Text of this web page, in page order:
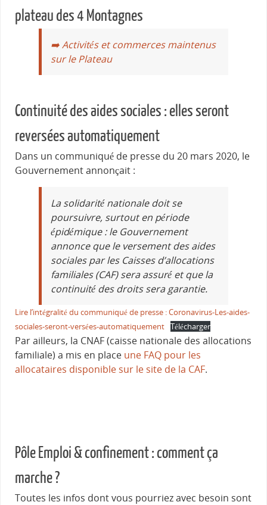
plateau des 4 Montagnes
➡️ Activités et commerces maintenus
sur le Plateau
Continuité des aides sociales : elles seront
reversées automatiquement
Dans un communiqué de presse du 20 mars 2020, le
Gouvernement annonçait :
La solidarité nationale doit se
poursuivre, surtout en période
épidémique : le Gouvernement
annonce que le versement des aides
sociales par les Caisses d’allocations
familiales (CAF) sera assuré et que la
continuité des droits sera garantie.
Lire l’intégralité du communiqué de presse : Coronavirus-Les-aides-
sociales-seront-versées-automatiquement Télécharger
Par ailleurs, la CNAF (caisse nationale des allocations
familiale) a mis en place une FAQ pour les
allocataires disponible sur le site de la CAF.
Pôle Emploi & confinement : comment ça
marche ?
Toutes les infos dont vous pourriez avec besoin sont